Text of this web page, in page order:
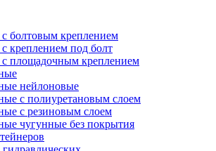
болтовым креплением
креплением под болт
с площадочным креплением
нейлоновые
с полиуретановым слоем
с резиновым слоем
чугунные без покрытия